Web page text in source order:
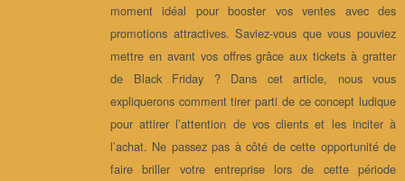
moment idéal pour booster vos ventes avec des
promotions attractives. Saviez-vous que vous pouviez
mettre en avant vos offres grâce aux tickets à gratter
de Black Friday ? Dans cet article, nous vous
expliquerons comment tirer parti de ce concept ludique
pour attirer l’attention de vos clients et les inciter à
l’achat. Ne passez pas à côté de cette opportunité de
faire briller votre entreprise lors de cette période